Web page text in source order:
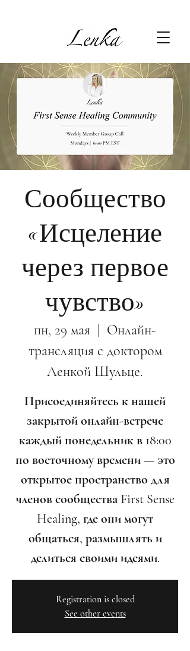
Сообщество
«Исцеление
через первое
чувство»
пн, 29 мая
Онлайн-
трансляция с доктором
Ленкой Шульце.
Присоединяйтесь к нашей
закрытой онлайн-встрече
каждый понедельник в 18:00
по восточному времени — это
открытое пространство для
членов сообщества First Sense
Healing, где они могут
общаться, размышлять и
делиться своими идеями.
Registration is closed
See other events